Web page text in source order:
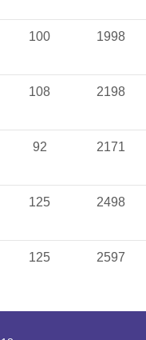
100 1998
108 2198
92 2171
125 2498
125 2597